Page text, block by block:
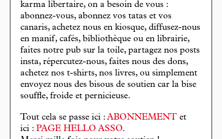
karma libertaire, on a besoin de vous :
abonnez-vous, abonnez vos tatas et vos
canaris, achetez nous en kiosque, diffusez-nous
en manif, cafés, bibliothèque ou en librairie,
faites notre pub sur la toile, partagez nos posts
insta, répercutez-nous, faites nous des dons,
achetez nos t-shirts, nos livres, ou simplement
envoyez nous des bisous de soutien car la bise
souffle, froide et pernicieuse.
Tout cela se passe ici : ABONNEMENT et
ici : PAGE HELLO ASSO.